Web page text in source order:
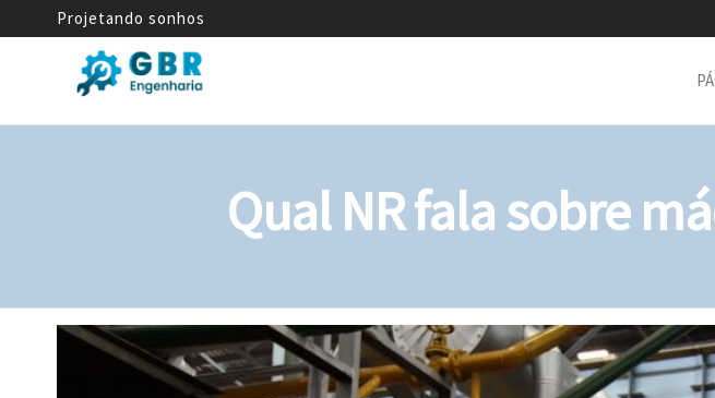
Projetando sonhos
Engenharia
Qual NR fala sobre